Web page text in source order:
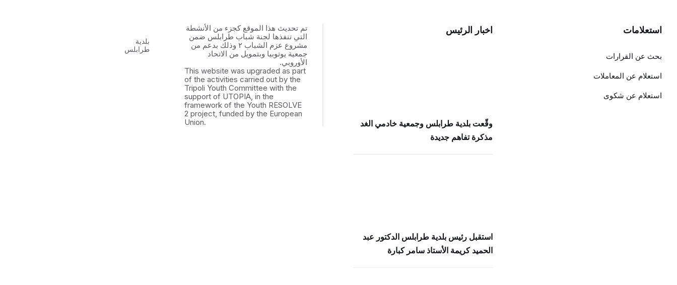
استعلامات
بحث عن القرارات
استعلام عن المعاملات
استعلام عن شكوى
اخبار الرئيس
وقّعت بلدية طرابلس وجمعية خادمي الغد
مذكرة تفاهم جديدة
استقبل رئيس بلدية طرابلس الدكتور عبد
الحميد كريمة الأستاذ سامر كبارة
تم تحديث هذا الموقع كجزء من الأنشطة
التي تنفذها لجنة شباب طرابلس ضمن
مشروع عزم الشباب ٢ وذلك بدعم من
جمعية يوتوبيا وبتمويل من الاتحاد
الأوروبي.
This website was upgraded as part
of the activities carried out by the
Tripoli Youth Committee with the
support of UTOPIA, in the
framework of the Youth RESOLVE
2 project, funded by the European
Union.
بلدية
طرابلس